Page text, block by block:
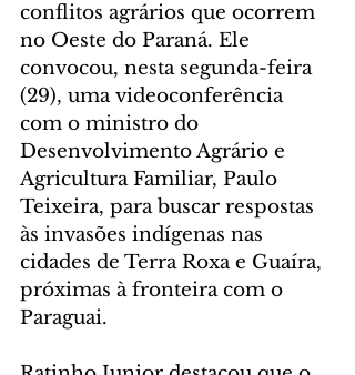
conflitos agrários que ocorrem
no Oeste do Paraná. Ele
convocou, nesta segunda-feira
(29), uma videoconferência
com o ministro do
Desenvolvimento Agrário e
Agricultura Familiar, Paulo
Teixeira, para buscar respostas
às invasões indígenas nas
cidades de Terra Roxa e Guaíra,
próximas à fronteira com o
Paraguai.